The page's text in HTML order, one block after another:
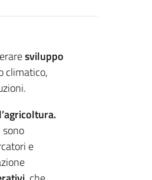
sviluppo
climatico,
sono
e